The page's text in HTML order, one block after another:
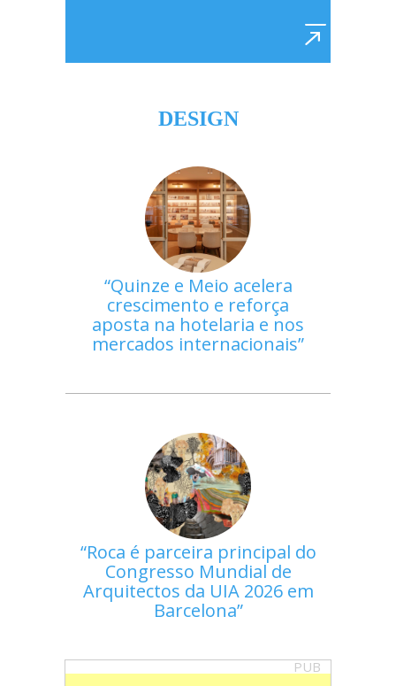
DESIGN
Quinze e Meio acelera
crescimento e reforça
aposta na hotelaria e nos
mercados internacionais
Roca é parceira principal do
Congresso Mundial de
Arquitectos da UIA 2026 em
Barcelona
PUB